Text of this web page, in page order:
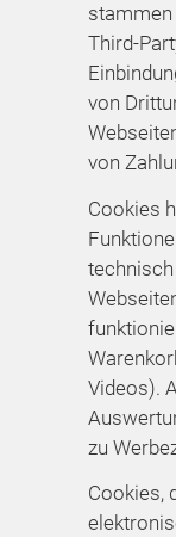
stammen
Third-
von
von
Cookies
Videos).
zu
Cookies,